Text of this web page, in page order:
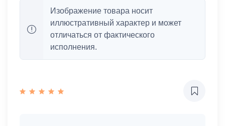
Изображение товара носит
иллюстративный характер и может
отличаться от фактического
исполнения.